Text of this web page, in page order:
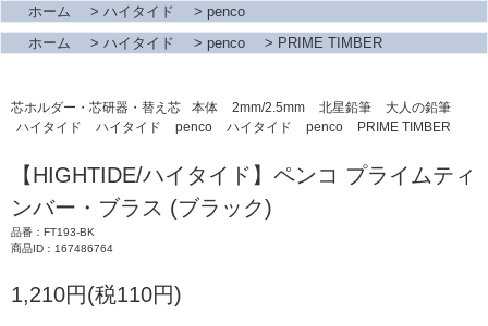
ホーム
> ハイタイド > penco
ホーム
> ハイタイド > penco > PRIME TIMBER
芯ホルダー・芯研器・替え芯 本体 2mm/2.5mm 北星鉛筆
大人の鉛筆
ハイタイド
ハイタイド penco ハイタイド penco PRIME TIMBER
【HIGHTIDE/ハイタイド】ペンコ プライムティ
ンバー・ブラス (ブラック)
品番：FT193-BK
商品ID：167486764
1,210円(税110円)